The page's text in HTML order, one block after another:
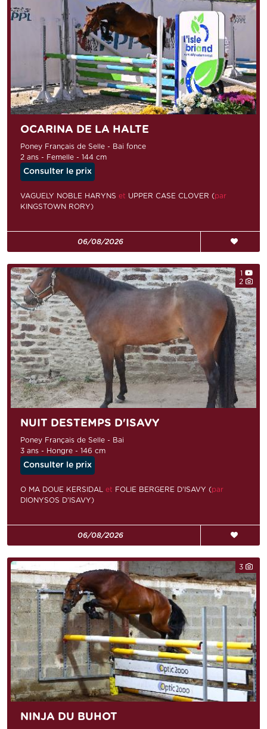
OCARINA DE LA HALTE
Poney Français de Selle - Bai fonce
2 ans - Femelle - 144 cm
Consulter le prix
VAGUELY NOBLE HARYNS et UPPER CASE CLOVER (par
KINGSTOWN RORY)
06/08/2026
1
2
NUIT DESTEMPS D'ISAVY
Poney Français de Selle - Bai
3 ans - Hongre - 146 cm
Consulter le prix
O MA DOUE KERSIDAL et FOLIE BERGERE D'ISAVY (par
DIONYSOS D'ISAVY)
06/08/2026
3
NINJA DU BUHOT